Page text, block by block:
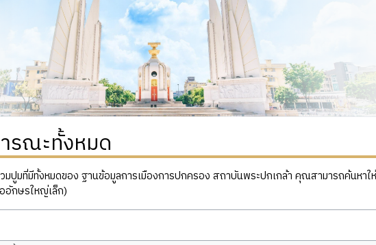
รณะทั้งหมด
ปูมที่มีทั้งหมดของ ฐานข้อมูลการเมืองการปกครอง สถาบันพระปกเกล้า คุณสามารถค้นหาใ
อักษรใหญ่เล็ก)